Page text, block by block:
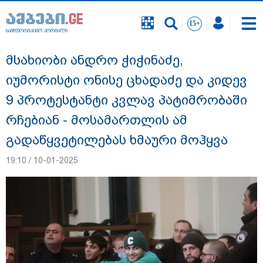
საინფორმაციო პორტალი
"სანაპირო რაიონებში მოსალოდნელია
წვიმა" - გარემოს ეროვნული სააგენტოს
გაფრთხილება: რომელ რეგიონებში უნდა
ველოდოთ ელჭექს, სეტყვასა და ქარის
საინფორმაციო პორტალი
მსახიობი ანდრო ჭიჭინაძე,
იუმორისტი ონისე ცხადაძე და კიდევ
9 პროტესტანტი კვლავ პატიმრობაში
რჩებიან - მოსამართლის ამ
გადაწყვეტილებას ხმაური მოჰყვა
19:10 / 10-01-2025